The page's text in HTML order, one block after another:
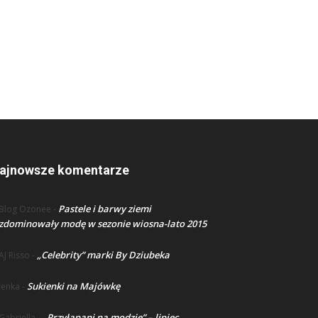
komentarze
Blog Ozonee - Pastele i barwy ziemi
modę w sezonie wiosna-lato 2015
Risso - „Celebrity” marki By Dziubeka
lenka - Sukienki na Majówkę